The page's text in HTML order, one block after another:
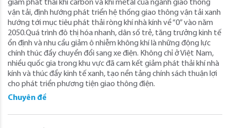
giảm phát thải khí carbon và khí metal của ngành giao thông
vận tải, định hướng phát triển hệ thống giao thông vận tải xanh
hướng tới mục tiêu phát thải ròng khí nhà kính về “0” vào năm
2050.Quá trình đô thị hóa nhanh, dân số trẻ, tăng trưởng kinh tế
ổn định và nhu cầu giảm ô nhiễm không khí là những động lực
chính thúc đẩy chuyển đổi sang xe điện. Không chỉ ở Việt Nam,
nhiều quốc gia trong khu vực đã cam kết giảm phát thải khí nhà
kính và thúc đẩy kinh tế xanh, tạo nền tảng chính sách thuận lợi
cho phát triển phương tiện giao thông điện.
Chuyên đề